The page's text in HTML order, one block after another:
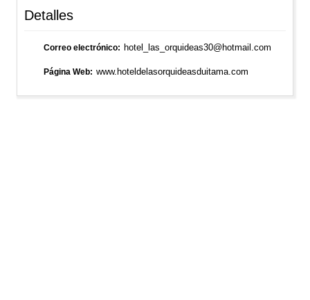
Detalles
Correo electrónico hotel_las_orquideas30@hotmail.com
Página Web www.hoteldelasorquideasduitama.com